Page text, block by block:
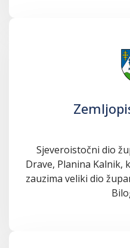
Sjeveroistočni dio
Drave, Planina Kalnik,
zauzima veliki dio